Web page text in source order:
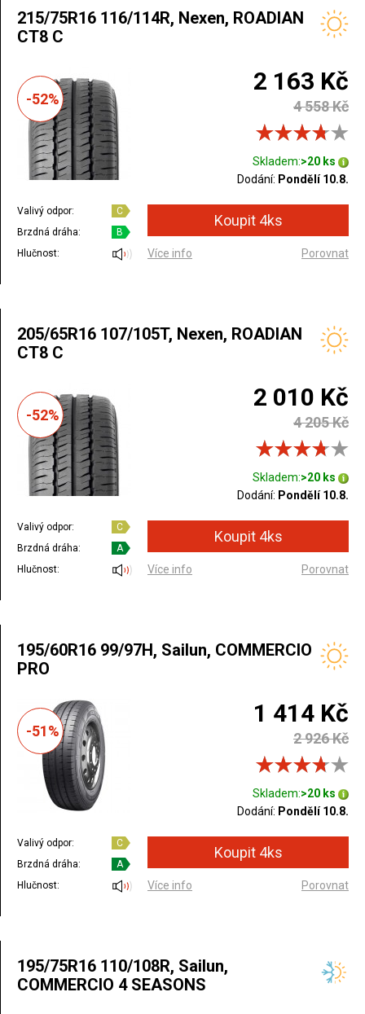
215/75R16 116/114R, Nexen, ROADIAN
CT8 C
-52%
2 163 Kč
4 558 Kč
Skladem:>20 ks
Dodání: Pondělí 10.8.
Valivý odpor:
C
Brzdná dráha:
B
Hlučnost:
Více info Porovnat
205/65R16 107/105T, Nexen, ROADIAN
CT8 C
-52%
2 010 Kč
4 205 Kč
Skladem:>20 ks
Dodání: Pondělí 10.8.
Valivý odpor:
C
Brzdná dráha:
A
Hlučnost:
Více info Porovnat
195/60R16 99/97H, Sailun, COMMERCIO
PRO
-51%
1 414 Kč
2 926 Kč
Skladem:>20 ks
Dodání: Pondělí 10.8.
Valivý odpor:
C
Brzdná dráha:
A
Hlučnost:
Více info Porovnat
195/75R16 110/108R, Sailun,
COMMERCIO 4 SEASONS